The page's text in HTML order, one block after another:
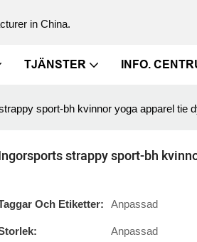
in China.
TJÄNSTER INFO.
sport-bh kvinnor yoga apparel tie
strappy sport-bh
Och Etiketter: Anpassad
Anpassad